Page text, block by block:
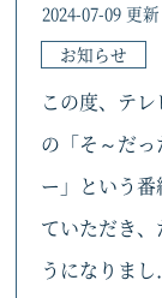
2024-07-09 更新
お知らせ
この度、テ
の「そ～だ
ー」という
ていただき
うになりまし